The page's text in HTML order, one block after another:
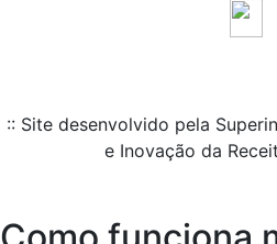
:: Site desenvolvido pela
e Inovação da